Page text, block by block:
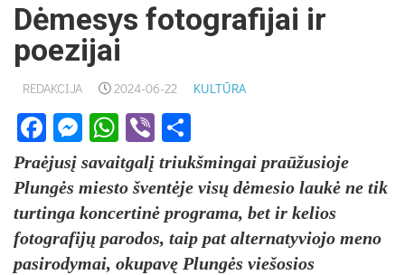
Dėmesys fotografijai ir
poezijai
REDAKCIJA 2024-06-22 KULTŪRA
Facebook
Messenger
WhatsApp
Viber
Praėjusį savaitgalį triukšmingai praūžusioje
Plungės miesto šventėje visų dėmesio laukė ne tik
turtinga koncertinė programa, bet ir kelios
fotografijų parodos, taip pat alternatyviojo meno
pasirodymai, okupavę Plungės viešosios